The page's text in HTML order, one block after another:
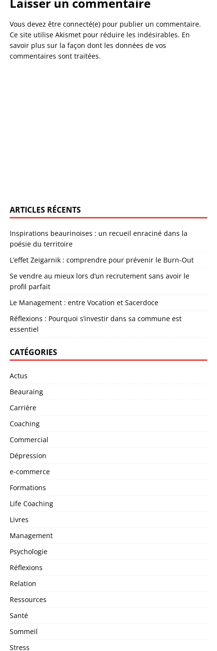
Laisser un commentaire
Vous devez être connecté(e) pour publier un commentaire.
Ce site utilise Akismet pour réduire les indésirables. En
savoir plus sur la façon dont les données de vos
commentaires sont traitées.
ARTICLES RÉCENTS
Inspirations beaurinoises : un recueil enraciné dans la
poésie du territoire
L’effet Zeigarnik : comprendre pour prévenir le Burn-Out
Se vendre au mieux lors d’un recrutement sans avoir le
profil parfait
Le Management : entre Vocation et Sacerdoce
Réflexions : Pourquoi s’investir dans sa commune est
essentiel
CATÉGORIES
Actus
Beauraing
Carrière
Coaching
Commercial
Dépression
e-commerce
Formations
Life Coaching
Livres
Management
Psychologie
Réflexions
Relation
Ressources
Santé
Sommeil
Stress